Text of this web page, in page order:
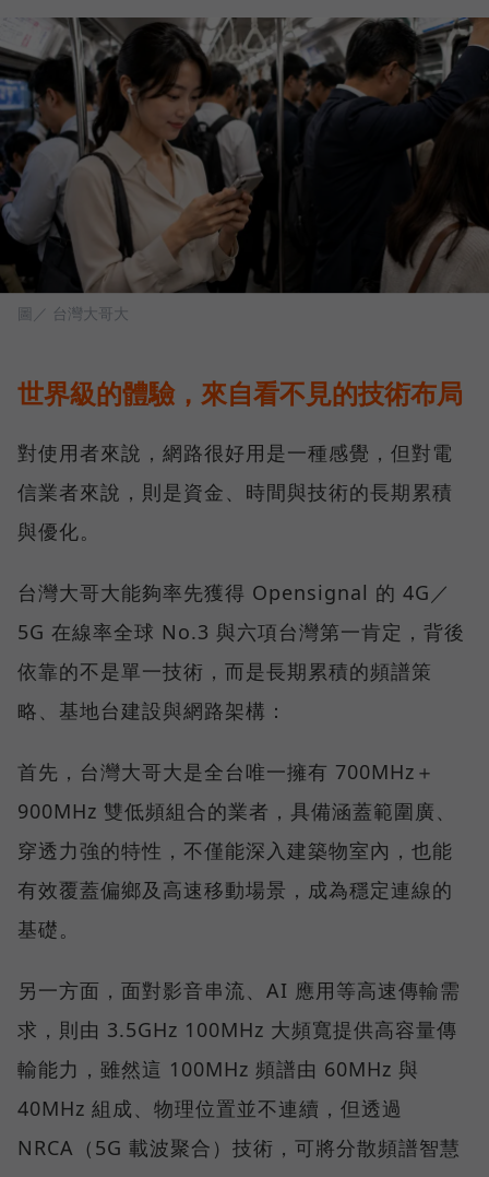
圖／ 台灣大哥大
世界級的體驗，來自看不見的技術布局
對使用者來說，網路很好用是一種感覺，但對電
信業者來說，則是資金、時間與技術的長期累積
與優化。
台灣大哥大能夠率先獲得 Opensignal 的 4G／
5G 在線率全球 No.3 與六項台灣第一肯定，背後
依靠的不是單一技術，而是長期累積的頻譜策
略、基地台建設與網路架構：
首先，台灣大哥大是全台唯一擁有 700MHz＋
900MHz 雙低頻組合的業者，具備涵蓋範圍廣、
穿透力強的特性，不僅能深入建築物室內，也能
有效覆蓋偏鄉及高速移動場景，成為穩定連線的
基礎。
另一方面，面對影音串流、AI 應用等高速傳輸需
求，則由 3.5GHz 100MHz 大頻寬提供高容量傳
輸能力，雖然這 100MHz 頻譜由 60MHz 與
40MHz 組成、物理位置並不連續，但透過
NRCA（5G 載波聚合）技術，可將分散頻譜智慧